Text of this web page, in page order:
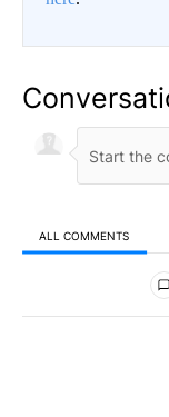
ALL COMMENTS
All Comments